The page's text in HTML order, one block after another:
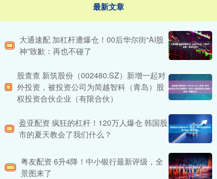
最新文章
大通速配 加杠杆遭爆仓！00后华尔街“AI股
神”致歉：再也不碰了
股查查 新筑股份（002480.SZ）新增一起对
外投资，被投资公司为简越智科（青岛）股
权投资合伙企业（有限合伙）
盈亚配资 疯狂的杠杆！120万人爆仓 韩国股
市的夏天教会了我们什么？
粤友配资 6升4降！中小银行最新评级，全
景图来了